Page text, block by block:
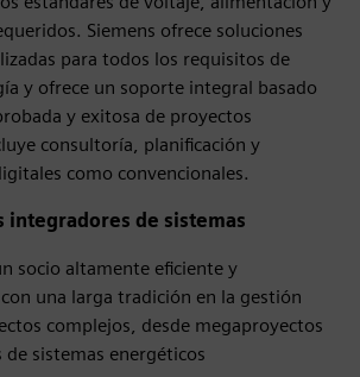
Siemens ofrece soluciones
para todos los requisitos de
y ofrece un soporte integral basado
y exitosa de proyectos
consultoría, planificación y
como convencionales.
integradores de sistemas
socio altamente eficiente y
una larga tradición en la gestión
complejos, desde megaproyectos
sistemas energéticos